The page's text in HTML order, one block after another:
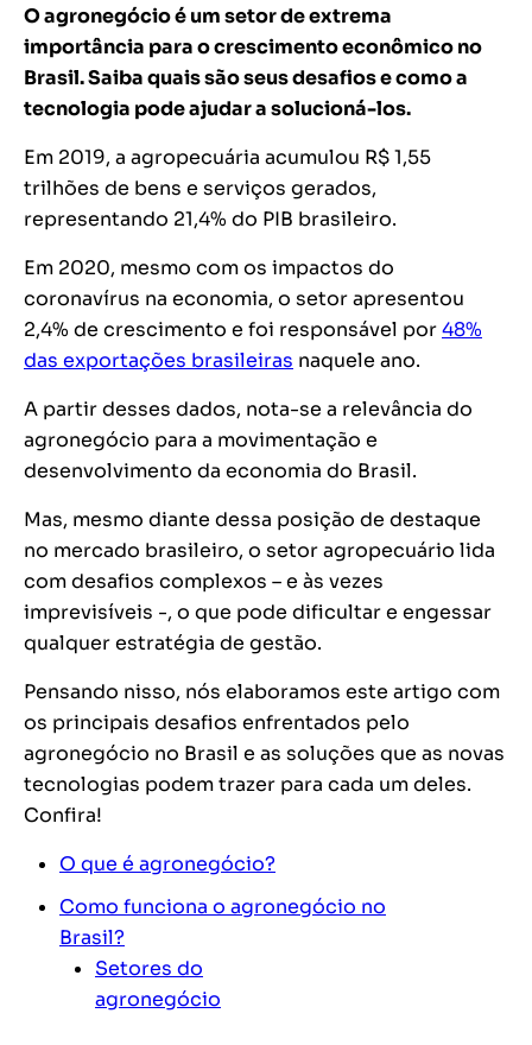
O agronegócio é um setor de extrema
importância para o crescimento econômico no
Brasil. Saiba quais são seus desafios e como a
tecnologia pode ajudar a solucioná-los.
Em 2019, a agropecuária acumulou R$ 1,55
trilhões de bens e serviços gerados,
representando 21,4% do PIB brasileiro.
Em 2020, mesmo com os impactos do
coronavírus na economia, o setor apresentou
2,4% de crescimento e foi responsável por48%
das exportações brasileiras naquele ano.
A partir desses dados, nota-se a relevância do
agronegócio para a movimentação e
desenvolvimento da economia do Brasil.
Mas, mesmo diante dessa posição de destaque
no mercado brasileiro, o setor agropecuário lida
com desafios complexos – e às vezes
imprevisíveis -, o que pode dificultar e engessar
qualquer estratégia de gestão.
Pensando nisso, nós elaboramos este artigo com
os principais desafios enfrentados pelo
agronegócio no Brasil e as soluções que as novas
tecnologias podem trazer para cada um deles.
Confira!
O que é agronegócio?
Como funciona o agronegócio no
Brasil?
Setores do
agronegócio